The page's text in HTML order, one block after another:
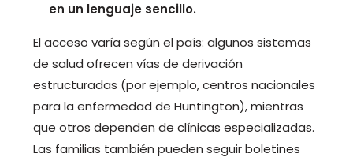
en un lenguaje sencillo.
El acceso varía según el país: algunos sistemas
de salud ofrecen vías de derivación
estructuradas (por ejemplo, centros nacionales
para la enfermedad de Huntington), mientras
que otros dependen de clínicas especializadas.
Las familias también pueden seguir boletines